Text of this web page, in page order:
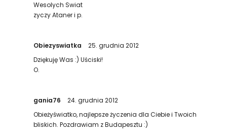
Wesolych Swiat
zyczy Ataner i p.
Obiezyswiatka
25. grudnia 2012
Dziękuję Was :) Uściski!
O.
gania76
24. grudnia 2012
Obieżyświatko, najlepsze życzenia dla Ciebie i Twoich
bliskich. Pozdrawiam z Budapesztu :)